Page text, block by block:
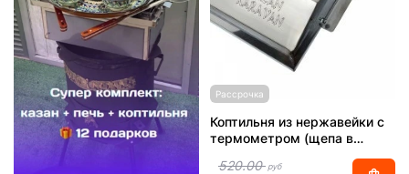
Рассрочка
Коптильня из нержавейки с
термометром (щепа в
520.00 руб